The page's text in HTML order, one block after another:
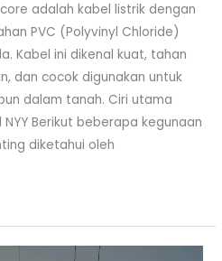
adalah kabel listrik dengan
PVC (Polyvinyl Chloride)
Kabel ini dikenal kuat, tahan
dan cocok digunakan untuk
dalam tanah. Ciri utama
NYY Berikut beberapa kegunaan
diketahui oleh